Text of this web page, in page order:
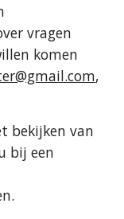
vragen
komen
,
bekijken van
bij een